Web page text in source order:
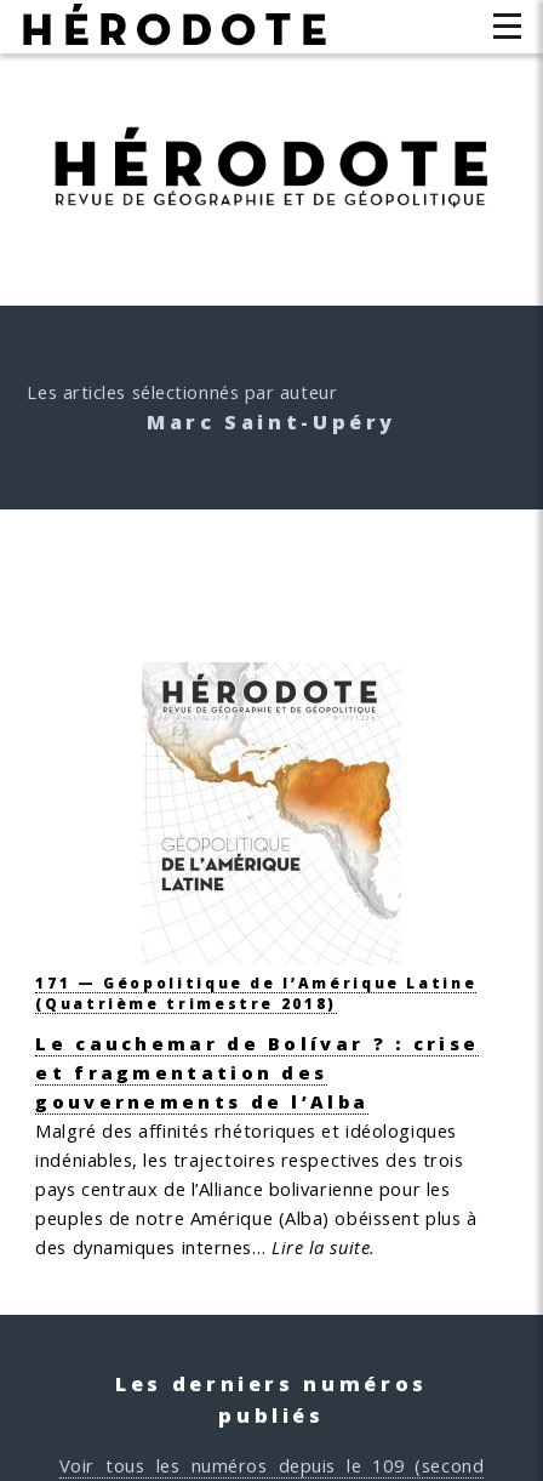
Les articles sélectionnés par auteur
Marc Saint-Upéry
171 — Géopolitique de l’Amérique Latine
(Quatrième trimestre 2018)
Le cauchemar de Bolívar ? : crise
et fragmentation des
gouvernements de l’Alba
Malgré des affinités rhétoriques et idéologiques
indéniables, les trajectoires respectives des trois
pays centraux de l’Alliance bolivarienne pour les
peuples de notre Amérique (Alba) obéissent plus à
des dynamiques internes…Lire la suite.
Les derniers numéros
publiés
Voir tous les numéros depuis le 109 (second